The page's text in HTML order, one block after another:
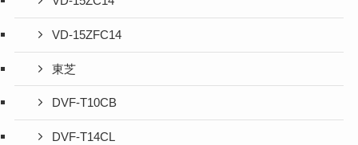
VD-15ZFC14
東芝
DVF-T10CB
DVF-T14CL